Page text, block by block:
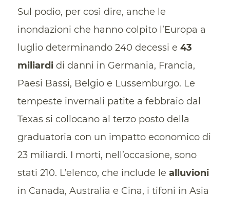
Sul podio, per così dire, anche le
inondazioni che hanno colpito l’Europa a
luglio determinando 240 decessi e 43
miliardidi danni in Germania, Francia,
Paesi Bassi, Belgio e Lussemburgo. Le
tempeste invernali patite a febbraio dal
Texas si collocano al terzo posto della
graduatoria con un impatto economico di
23 miliardi. I morti, nell’occasione, sono
stati 210. L’elenco, che include le alluvioni
in Canada, Australia e Cina, i tifoni in Asia